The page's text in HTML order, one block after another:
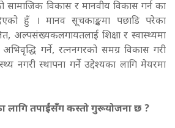
सामाजिक विकास र मानवीय विकास गर्न का
हुँ । मानव सूचकाङ्कमा पछाडि परेका
अल्पसंख्यकलगायतलाई शिक्षा र स्वास्थ्यमा
अभिवृद्धि गर्ने, रत्ननगरको समग्र विकास गरी
नगरी स्थापना गर्ने उद्देश्यका लागि मेयरमा
लागि तपाईंसँग कस्तो गुरूयोजना छ ?